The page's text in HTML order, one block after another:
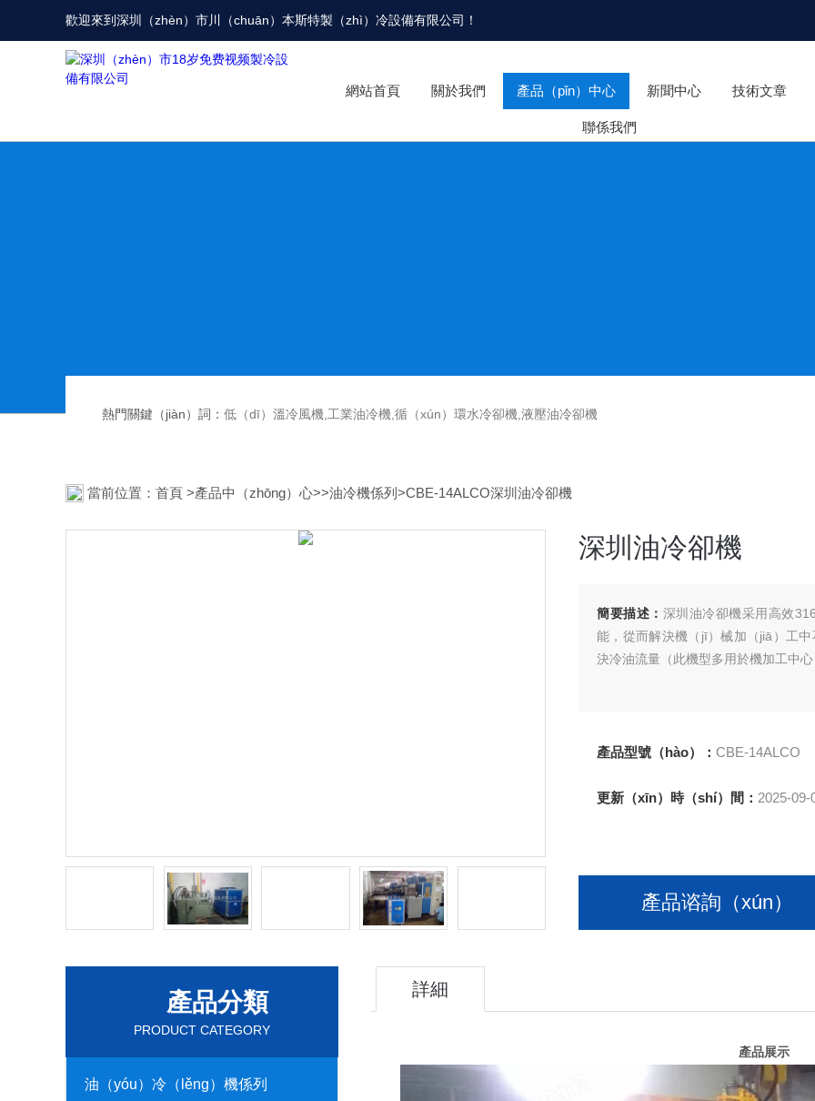
歡迎來到深圳（zhèn）市川（chuān）本斯特製（zhì）冷設備有限公司 ！
網站首頁 關於我們 產品（pǐn）中心 新聞中心 技術文章
聯係我們
熱門關鍵（jiàn）詞： 低（dī）溫冷風機,工業油冷機,循（xún）環水冷卻機,液壓油冷卻機
當前位置： 首頁 >產品中（zhōng）心>>油冷機係列 >CBE-14ALCO深圳油冷卻機
深圳油冷卻機
簡要描述： 深圳油冷卻機采用高效
能，從而解決機（jī）械加（jiā）工
決冷油流量（此機型多用於機加工中
產品型號（hào）： CBE-14ALCO
更新（xīn）時（shí）間： 2025-09-
產品谘詢（xún）
產品分類
PRODUCT CATEGORY
油（yóu）冷（lěng）機係列
詳細
產品展示